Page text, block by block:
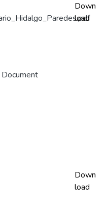
Down
load
Down
load